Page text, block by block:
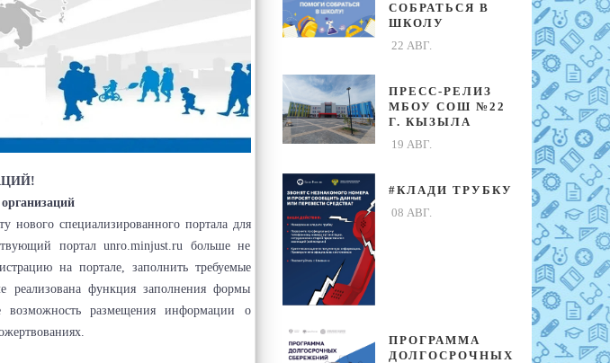
специализированного портала для
портал unro.minjust.ru больше не
на портале, заполнить требуемые
реализована функция заполнения формы
возможность размещения информации о
СОБРАТЬСЯ В
ШКОЛУ
22 АВГ.
ПРЕСС-РЕЛИЗ
МБОУ СОШ №22
Г. КЫЗЫЛА
19 АВГ.
#КЛАДИ ТРУБКУ
08 АВГ.
ПРОГРАММА
ДОЛГОСРОЧНЫХ